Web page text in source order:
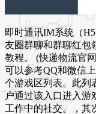
即时通讯IM系统（
友圈群聊和群聊红包
教程。 (快递物流官
可以参考QQ和微信
个游戏区列表。此列
户通过该入口进入游
工作中的社交。，其